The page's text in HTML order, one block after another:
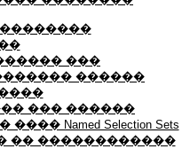
���
������
��� ������
Named Selection Sets
�� ������������